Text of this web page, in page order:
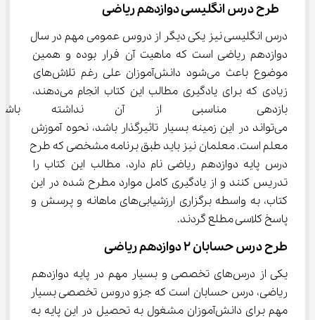
طرح درس انگلیسی دوازدهم ریاضی
درس انگلیسی نیز یکی دیگر از دروس عمومی مهم در سال
دوازدهم ریاضی است که ماهیت آن فرار بوده و همین
موضوع باعث می‌شود دانش‌آموزان علی رغم تلاش‌های
زیادی که برای یادگیری مطالب این کتاب انجام می‌دهند،
بازدهی مناسبی از آن نداشته
می‌تواند در این زمینه بسیار تاثیرگذار باشد، نحوه آموزش
معلم است. معلمان نیز باید طبق برنامه مشخصی که طرح
درس پایه دوازدهم ریاضی نام دارد، مطالب این کتاب را
تدریس کنند و از یادگیری کامل موارد مطرح شده در این
کتاب، به واسطه برگزاری ارزشیابی‌های ماهانه و پرسش و
پاسخ کلاسی مطلع گردند.
طرح درس حسابان ۲ دوازدهم ریاضی
یکی از درس‌های تخصصی و بسیار مهم در پایه دوازدهم
ریاضی، درس حسابان است که جزو دروس تخصصی بسیار
مهم برای دانش‌آموزان مشغول به تحصیل در این پایه به